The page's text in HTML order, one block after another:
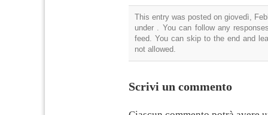
This entry was posted on giovedì,
under . You can follow any
feed. You can skip to the end and
not allowed.
Scrivi un commento